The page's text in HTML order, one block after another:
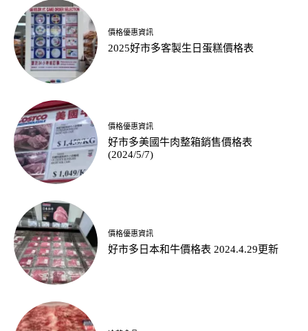
價格優惠資訊
2025好市多客製生日蛋糕價格表
價格優惠資訊
好市多美國牛肉整箱銷售價格表
(2024/5/7)
價格優惠資訊
好市多日本和牛價格表 2024.4.29更新